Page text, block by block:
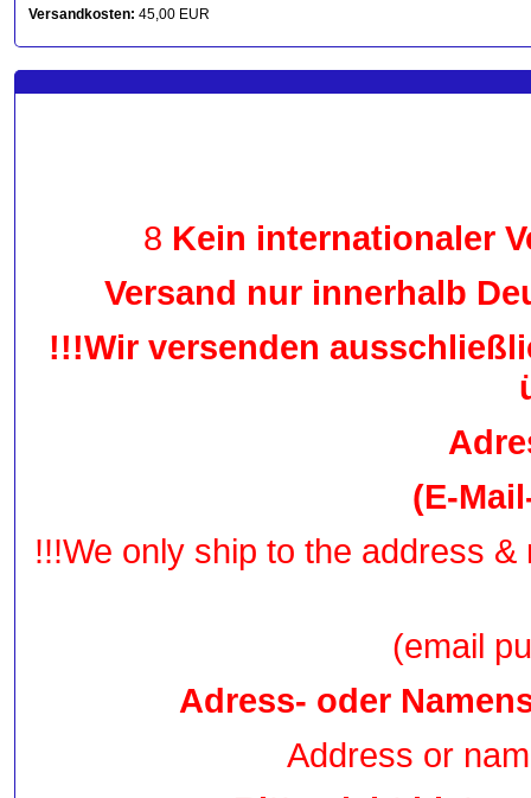
Versandkosten: 45,00 EUR
8 Kein internationaler
Versand nur innerhalb
!!!Wir versenden
(E-
!!!We only ship to the address
(email
Adress- oder
Address or